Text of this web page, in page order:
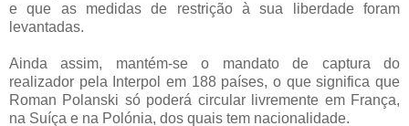
e que as medidas de restrição à sua liberdade foram
levantadas.
Ainda assim, mantém-se o mandato de captura do
realizador pela Interpol em 188 países, o que significa que
Roman Polanski só poderá circular livremente em França,
na Suíça e na Polónia, dos quais tem nacionalidade.